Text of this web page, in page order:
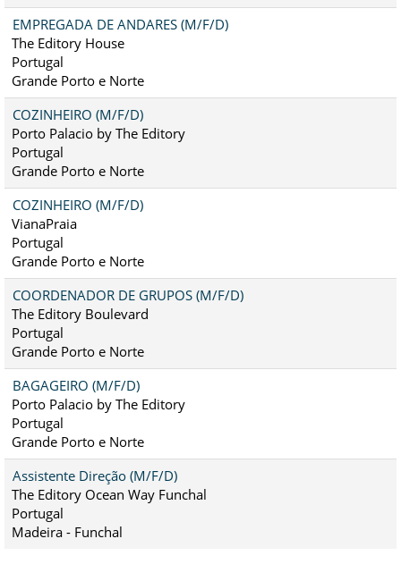
EMPREGADA DE ANDARES (M/F/D)
The Editory House
Portugal
Grande Porto e Norte
COZINHEIRO (M/F/D)
Porto Palacio by The Editory
Portugal
Grande Porto e Norte
COZINHEIRO (M/F/D)
VianaPraia
Portugal
Grande Porto e Norte
COORDENADOR DE GRUPOS (M/F/D)
The Editory Boulevard
Portugal
Grande Porto e Norte
BAGAGEIRO (M/F/D)
Porto Palacio by The Editory
Portugal
Grande Porto e Norte
Assistente Direção (M/F/D)
The Editory Ocean Way Funchal
Portugal
Madeira - Funchal